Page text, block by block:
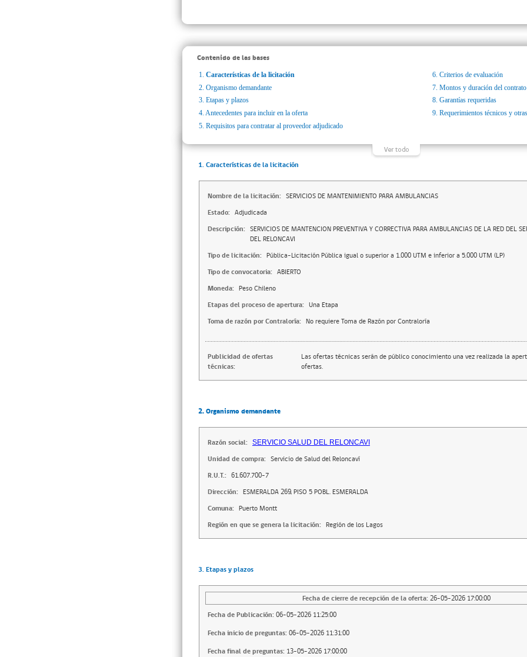
Contenido de las bases
1. Características de la licitación
2. Organismo demandante
3. Etapas y plazos
4. Antecedentes para incluir en la oferta
5. Requisitos para contratar al proveedor adjudicado
6. Criterios de evaluación
7. Montos y duración del contrato
8. Garantías requeridas
9. Requerimientos técnicos y
1. Características de la licitación
Nombre de la licitación: SERVICIOS DE MANTENIMIENTO PARA AMBULANCIAS
Estado: Adjudicada
Descripción: SERVICIOS DE MANTENCION PREVENTIVA Y CORRECTIVA PARA AMBULANCIAS DE LA RED DEL
DEL RELONCAVI
Tipo de licitación: Pública-Licitación Pública igual o superior a 1.000 UTM e inferior a 5.000 UTM (LP)
Tipo de convocatoria: ABIERTO
Moneda: Peso Chileno
Etapas del proceso de apertura: Una Etapa
Toma de razón por Contraloría: No requiere Toma de Razón por Contraloría
Publicidad de ofertas
técnicas:
Las ofertas técnicas serán de público conocimiento una vez realizada la
ofertas.
2. Organismo demandante
Razón social: SERVICIO SALUD DEL RELONCAVI
Unidad de compra: Servicio de Salud del Reloncaví
R.U.T.: 61.607.700-7
Dirección: ESMERALDA 269, PISO 5 POBL. ESMERALDA
Comuna: Puerto Montt
Región en que se genera la licitación: Región de los Lagos
3. Etapas y plazos
Fecha de cierre de recepción de la oferta: 26-05-2026 17:00:00
Fecha de Publicación: 06-05-2026 11:25:00
Fecha inicio de preguntas: 06-05-2026 11:31:00
Fecha final de preguntas: 13-05-2026 17:00:00